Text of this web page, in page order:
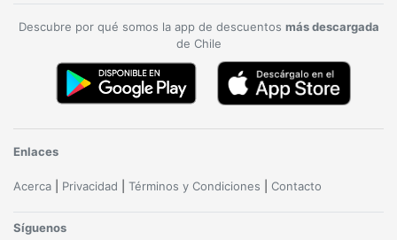
Descubre por qué somos la app de descuentos más descargada
de Chile
Enlaces
Acerca Privacidad Términos y Condiciones Contacto
Síguenos